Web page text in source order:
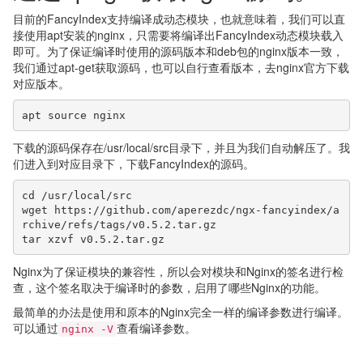
目前的FancyIndex支持编译成动态模块，也就意味着，我们可以直
接使用apt安装的nginx，只需要将编译出FancyIndex动态模块载入
即可。为了保证编译时使用的源码版本和deb包的nginx版本一致，
我们通过apt-get获取源码，也可以自行查看版本，去nginx官方下载
对应版本。
apt source nginx
下载的源码保存在/usr/local/src目录下，并且为我们自动解压了。我
们进入到对应目录下，下载FancyIndex的源码。
cd /usr/local/src
wget https://github.com/aperezdc/ngx-fancyindex/a
rchive/refs/tags/v0.5.2.tar.gz
tar xzvf v0.5.2.tar.gz
Nginx为了保证模块的兼容性，所以会对模块和Nginx的签名进行检
查，这个签名取决于编译时的参数，启用了哪些Nginx的功能。
最简单的办法是使用和原本的Nginx完全一样的编译参数进行编译。
可以通过 nginx -V 查看编译参数。